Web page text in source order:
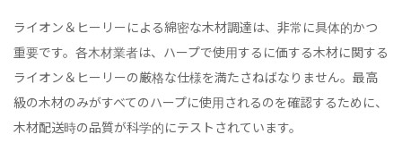
ライオン＆ヒーリーによる綿密な木材調達は、非常に具体的かつ
重要です。各木材業者は、ハープで使用するに価する木材に関する
ライオン＆ヒーリーの厳格な仕様を満たさねばなりません。最高
級の木材のみがすべてのハープに使用されるのを確認するために、
木材配送時の品質が科学的にテストされています。